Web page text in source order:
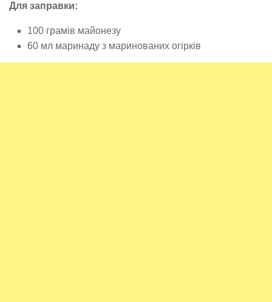
Для заправки:
100 грамів майонезу
60 мл маринаду з маринованих огірків